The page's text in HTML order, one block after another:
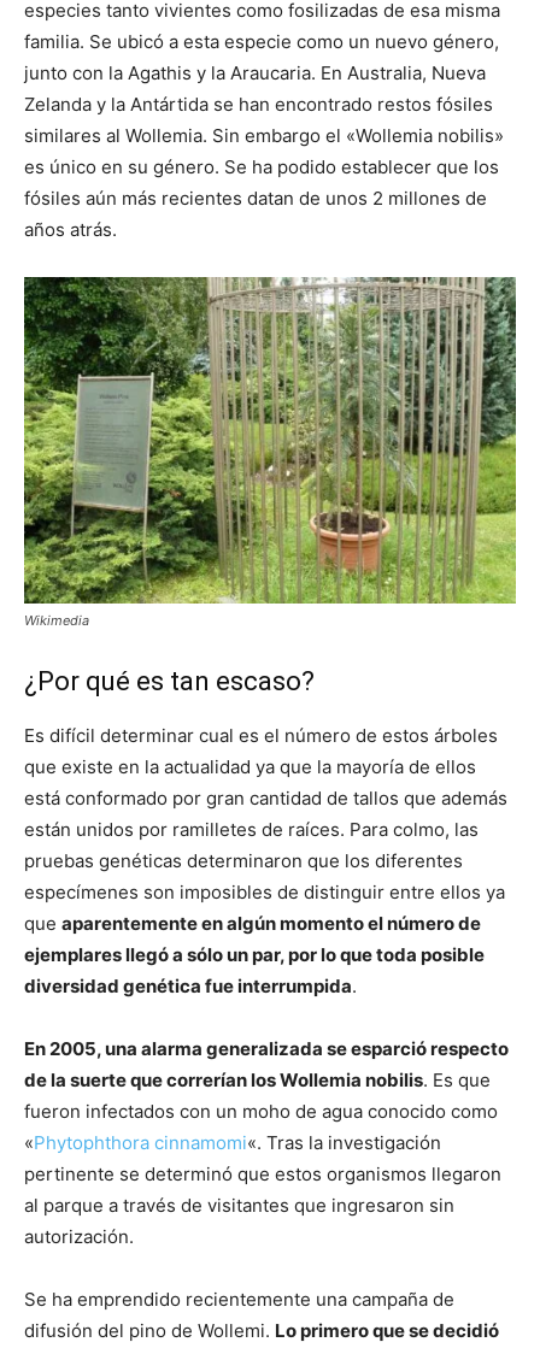
especies tanto vivientes como fosilizadas de esa misma
familia. Se ubicó a esta especie como un nuevo género,
junto con la Agathis y la Araucaria. En Australia, Nueva
Zelanda y la Antártida se han encontrado restos fósiles
similares al Wollemia. Sin embargo el «Wollemia nobilis»
es único en su género. Se ha podido establecer que los
fósiles aún más recientes datan de unos 2 millones de
años atrás.
Wikimedia
¿Por qué es tan escaso?
Es difícil determinar cual es el número de estos árboles
que existe en la actualidad ya que la mayoría de ellos
está conformado por gran cantidad de tallos que además
están unidos por ramilletes de raíces. Para colmo, las
pruebas genéticas determinaron que los diferentes
especímenes son imposibles de distinguir entre ellos ya
que aparentemente en algún momento el número de
ejemplares llegó a sólo un par, por lo que toda posible
diversidad genética fue interrumpida.
En 2005, una alarma generalizada se esparció respecto
de la suerte que correrían los Wollemia nobilis. Es que
fueron infectados con un moho de agua conocido como
«Phytophthora cinnamomi«. Tras la investigación
pertinente se determinó que estos organismos llegaron
al parque a través de visitantes que ingresaron sin
autorización.
Se ha emprendido recientemente una campaña de
difusión del pino de Wollemi. Lo primero que se decidió